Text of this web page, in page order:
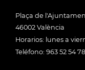
Plaça de
46002 València
Horarios: lunes a
Teléfono: 963 52 54 78